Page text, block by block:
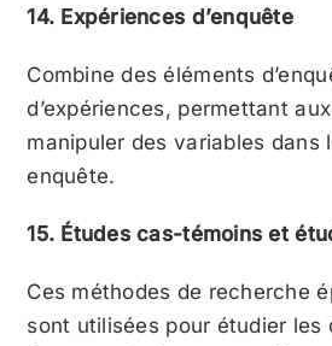
14. Expériences d’enquête
Combine des éléments
d’expériences, permettant
manipuler des variables dans
enquête.
15. Études cas-témoins et
Ces méthodes de recherche
sont utilisées pour étudier les